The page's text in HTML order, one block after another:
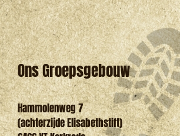
Ons Groepsgebouw
Hammolenweg 7
(achterzijde Elisabethstift)